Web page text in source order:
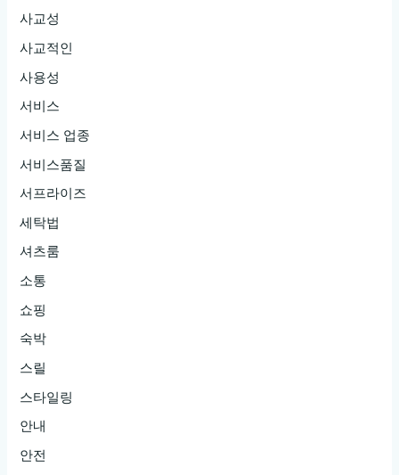
중
서
마
음
에
드
제
목
이
있
바
랍
니
다!
사교성
사교적인
사용성
서비스
서비스 업종
서비스품질
서프라이즈
세탁법
셔츠룸
소통
쇼핑
숙박
스릴
스타일링
안내
안전